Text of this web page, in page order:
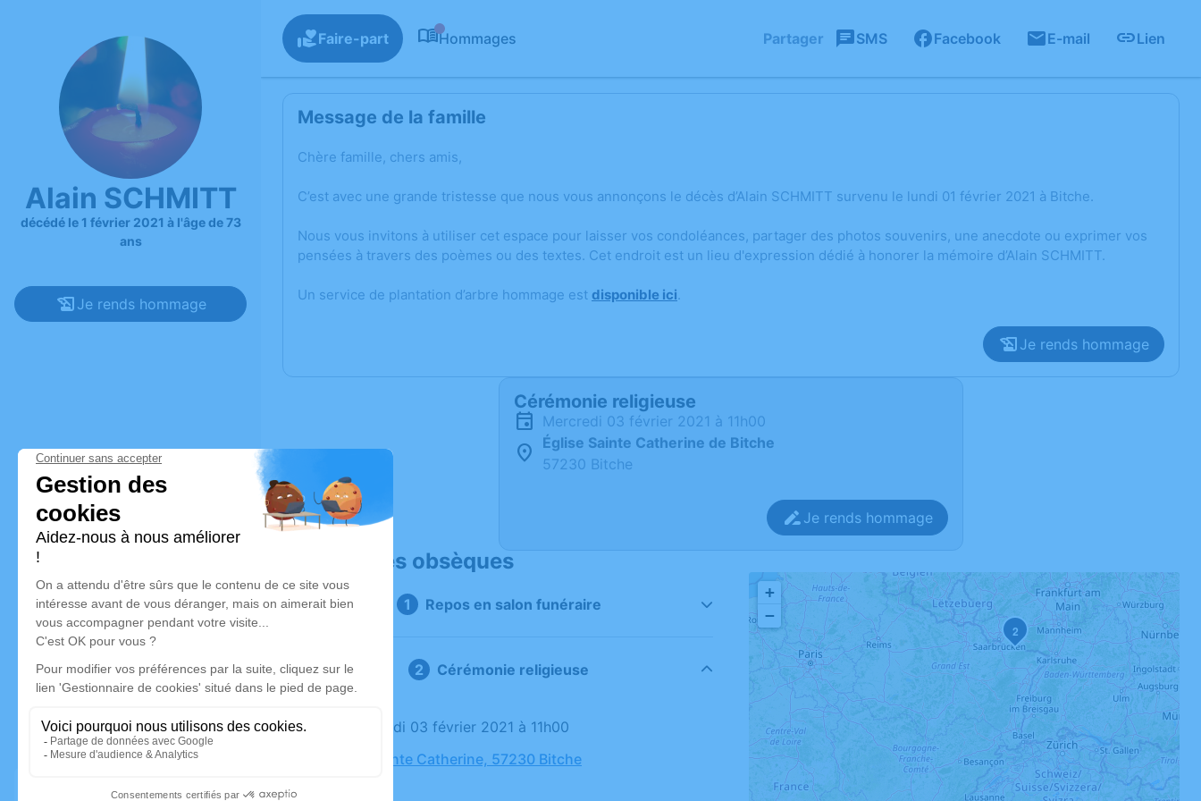
Alain SCHMITT
décédé le 1 février 2021 à l'âge de 73
ans
Je rends hommage
Faire-part Hommages Partager SMS Facebook E-mail Lien
Message de la famille
Chère famille, chers amis,
C’est avec une grande tristesse que nous vous annonçons le décès d’Alain SCHMITT survenu le lundi 01 février 2021 à Bitche.
Nous vous invitons à utiliser cet espace pour laisser vos condoléances, partager des photos souvenirs, une anecdote ou exprimer vos
pensées à travers des poèmes ou des textes. Cet endroit est un lieu d'expression dédié à honorer la mémoire d’Alain SCHMITT.
Un service de plantation d’arbre hommage est disponible ici.
Je rends hommage
Cérémonie religieuse
mercredi 03 février 2021 à 11h00
Église Sainte Catherine de Bitche
57230 Bitche
Je rends hommage
Déroulé des obsèques
Repos en salon funéraire
Cérémonie religieuse
Le mercredi 03 février 2021 à 11h00
Église Sainte Catherine, 57230 Bitche
2
+
−